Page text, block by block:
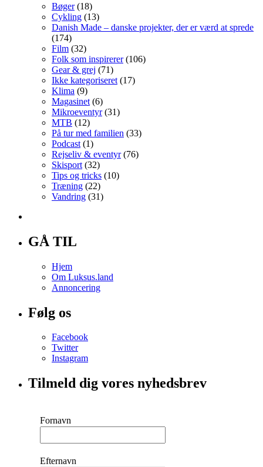
Bøger(18)
Cykling (13)
Danish Made – danske projekter, der er værd at sprede
(174)
Film (32)
Folk som inspirerer(106)
Gear & grej (71)
Ikke kategoriseret (17)
Klima (9)
Magasinet (6)
Mikroeventyr(31)
MTB (12)
På tur med familien (33)
Podcast (1)
Rejseliv & eventyr(76)
Skisport (32)
Tips og tricks (10)
Træning (22)
Vandring (31)
GÅ TIL
Hjem
Om Luksus.land
Annoncering
Følg os
Facebook
Twitter
Instagram
Tilmeld dig vores nyhedsbrev
Fornavn
Efternavn